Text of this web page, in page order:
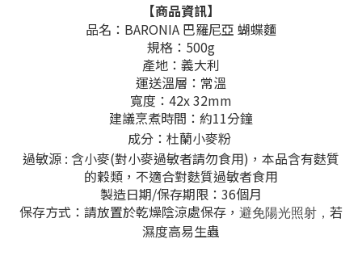
【商品資訊】
品名：BARONIA 巴羅尼亞 蝴蝶麵
規格：500g
產地：義大利
運送溫層：常溫
寬度：42x 32mm
建議烹煮時間：約11分鐘
成分：杜蘭小麥粉
過敏源 : 含小麥(對小麥過敏者請勿食用)， 本品含有麩質
的穀類，不適合對麩質過敏者食用
製造日期/保存期限： 36個月
保存方式： 請放置於乾燥陰涼處保存 ， 避免陽光照射， 若
濕度高易生蟲